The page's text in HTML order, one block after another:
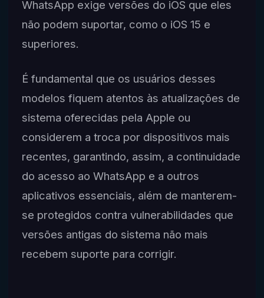
WhatsApp exige versões do iOS que eles
não podem suportar, como o iOS 15 e
superiores.
É fundamental que os usuários desses
modelos fiquem atentos às atualizações de
sistema oferecidas pela Apple ou
considerem a troca por dispositivos mais
recentes, garantindo, assim, a continuidade
do acesso ao WhatsApp e a outros
aplicativos essenciais, além de manterem-
se protegidos contra vulnerabilidades que
versões antigas do sistema não mais
recebem suporte para corrigir.